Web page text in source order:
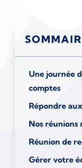
Une journée
comptes
Répondre
Nos réunions
Réunion de
Gérer votre